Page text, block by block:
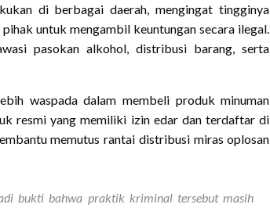
di berbagai daerah, mengingat tingginya
untuk mengambil keuntungan secara ilegal.
pasokan alkohol, distribusi barang, serta
waspada dalam membeli produk minuman
resmi yang memiliki izin edar dan terdaftar di
memutus rantai distribusi miras oplosan
bukti bahwa praktik kriminal tersebut masih